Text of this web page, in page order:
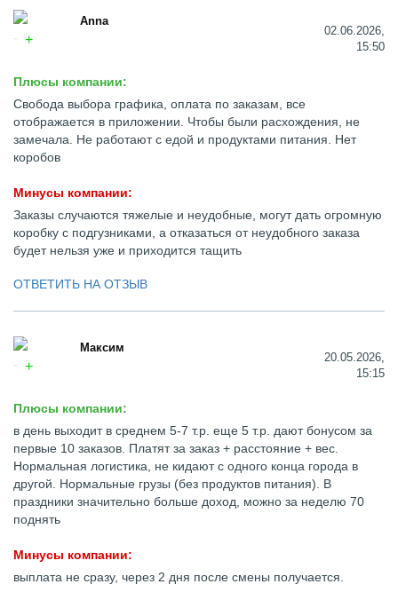
Anna
02.06.2026,
15:50
Плюсы компании:
Свобода выбора графика, оплата по заказам, все
отображается в приложении. Чтобы были расхождения, не
замечала. Не работают с едой и продуктами питания. Нет
коробов
Минусы компании:
Заказы случаются тяжелые и неудобные, могут дать огромную
коробку с подгузниками, а отказаться от неудобного заказа
будет нельзя уже и приходится тащить
ОТВЕТИТЬ НА ОТЗЫВ
Максим
20.05.2026,
15:15
Плюсы компании:
в день выходит в среднем 5-7 т.р. еще 5 т.р. дают бонусом за
первые 10 заказов. Платят за заказ + расстояние + вес.
Нормальная логистика, не кидают с одного конца города в
другой. Нормальные грузы (без продуктов питания). В
праздники значительно больше доход, можно за неделю 70
поднять
Минусы компании:
выплата не сразу, через 2 дня после смены получается.